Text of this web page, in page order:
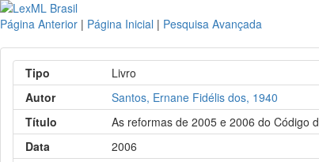
Página Anterior | Página Inicial | Pesquisa Avançada
Tipo
Livro
Autor
Santos, Ernane Fidélis dos, 1940
Título
As reformas de 2005 e 2006 do Código
Data
2006